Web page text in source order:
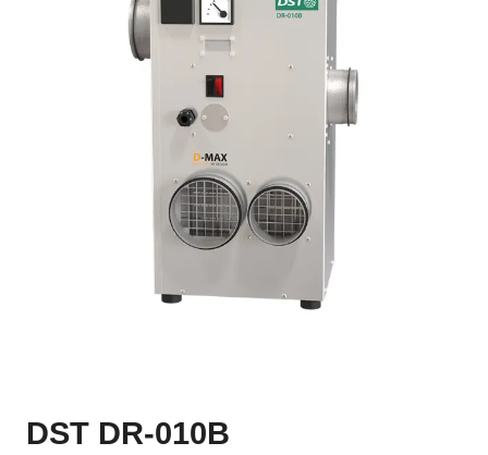
DST DR-010B